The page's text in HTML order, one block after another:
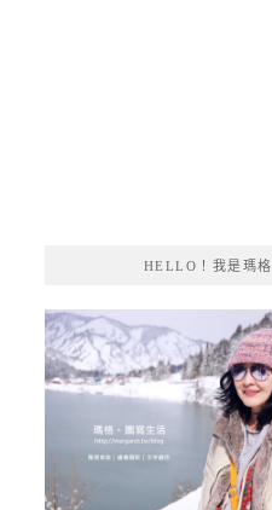
HELLO！我是瑪格